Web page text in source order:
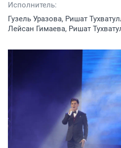
Исполнитель:
Гузель Уразова, Ришат
Лейсан Гимаева, Ришат